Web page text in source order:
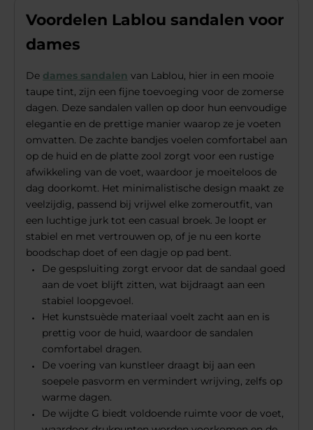
Voordelen Lablou sandalen voor
dames
De dames sandalen van Lablou, hier in een mooie
taupe tint, zijn een fijne toevoeging voor de zomerse
dagen. Deze sandalen vallen op door hun eenvoudige
elegantie en de prettige manier waarop ze je voeten
omvatten. De zachte bandjes voelen comfortabel aan
op de huid en de platte zool zorgt voor een rustige
afwikkeling van de voet, waardoor je moeiteloos de
dag doorkomt. Het minimalistische design maakt ze
veelzijdig, passend bij vrijwel elke zomeroutfit, van
een luchtige jurk tot een casual broek. Je loopt er
stabiel en met vertrouwen op, of je nu een korte
boodschap doet of een dagje op pad bent.
De gespsluiting zorgt ervoor dat de sandaal goed
aan de voet blijft zitten, wat bijdraagt aan een
stabiel loopgevoel.
Het kunstsuède materiaal voelt zacht aan en is
prettig voor de huid, waardoor de sandalen
comfortabel dragen.
De voering van kunstleer draagt bij aan een
soepele pasvorm en vermindert wrijving, zelfs op
warme dagen.
De wijdte G biedt voldoende ruimte voor de voet,